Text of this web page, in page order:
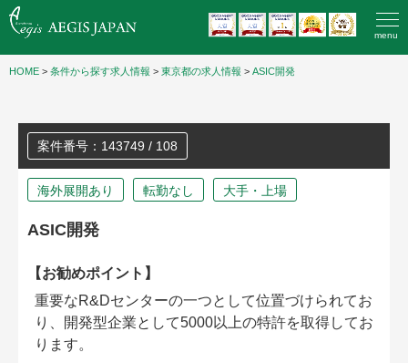
menu
HOME > 条件から探す求人情報 > 東京都の求人情報 > ASIC開発
案件番号：143749 / 108
海外展開あり 転勤なし 大手・上場
ASIC開発
【お勧めポイント】
重要なR&Dセンターの一つとして位置づけられてお
り、開発型企業として5000以上の特許を取得してお
ります。